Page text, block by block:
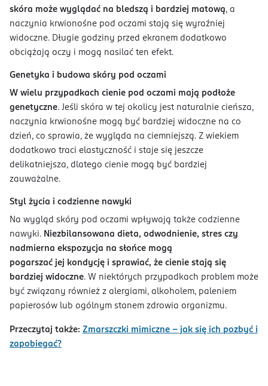
skóra może wyglądać na bledszą i bardziej matową, a
naczynia krwionośne pod oczami stają się wyraźniej
widoczne. Długie godziny przed ekranem dodatkowo
obciążają oczy i mogą nasilać ten efekt.
Genetyka i budowa skóry pod oczami
W wielu przypadkach cienie pod oczami mają podłoże
genetyczne. Jeśli skóra w tej okolicy jest naturalnie cieńsza,
naczynia krwionośne mogą być bardziej widoczne na co
dzień, co sprawia, że wygląda na ciemniejszą. Z wiekiem
dodatkowo traci elastyczność i staje się jeszcze
delikatniejsza, dlatego cienie mogą być bardziej
zauważalne.
Styl życia i codzienne nawyki
Na wygląd skóry pod oczami wpływają także codzienne
nawyki. Niezbilansowana dieta, odwodnienie, stres czy
nadmierna ekspozycja na słońce mogą
pogarszać jej kondycję i sprawiać, że cienie stają się
bardziej widoczne. W niektórych przypadkach problem może
być związany również z alergiami, alkoholem, paleniem
papierosów lub ogólnym stanem zdrowia organizmu.
Przeczytaj także: Zmarszczki mimiczne – jak się ich pozbyć i
zapobiegać?